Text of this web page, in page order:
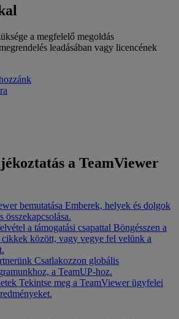
a megfelelő megoldás
leadásában vagy licencének
a TeamViewer
bemutatása Emberek, helyek és dolgok
összekapcsolása.
a támogatási csapattal Böngésszen a
cikkek között, vagy vegye fel velünk a
Csatlakozzon globális
a TeamUP-hoz.
Tekintse meg a TeamViewer ügyfelei